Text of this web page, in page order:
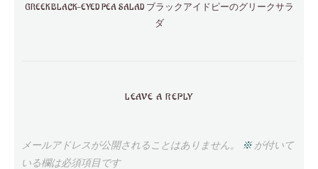
GREEK BLACK-EYED PEA SALAD ブラックアイドピーのグリークサラ
ダ
LEAVE A REPLY
メールアドレスが公開されることはありません。 ※が付いて
いる欄は必須項目です